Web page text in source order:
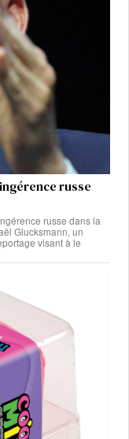
russe
russe dans la
Glucksmann, un
visant à le